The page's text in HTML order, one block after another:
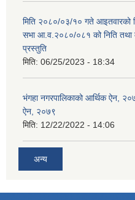
मिति २०८०/०३/१० गते आइतवारको
सभा आ.व.२०८०/०८१ को निति तथा
प्रस्तुति
मिति: 06/25/2023 - 18:34
भंगहा नगरपालिकाको आर्थिक ऐन,
ऐन, २०७९
मिति: 12/22/2022 - 14:06
अन्य